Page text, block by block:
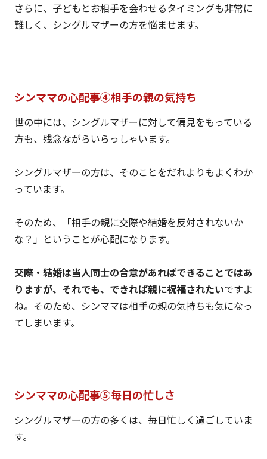
さらに、子どもとお相手を会わせるタイミングも非常に
難しく、シングルマザーの方を悩ませます。
シンママの心配事④相手の親の気持ち
世の中には、シングルマザーに対して偏見をもっている
方も、残念ながらいらっしゃいます。
シングルマザーの方は、そのことをだれよりもよくわか
っています。
そのため、「相手の親に交際や結婚を反対されないか
な？」ということが心配になります。
交際・結婚は当人同士の合意があればできることではあ
りますが、それでも、できれば親に祝福されたいですよ
ね。そのため、シンママは相手の親の気持ちも気になっ
てしまいます。
シンママの心配事⑤毎日の忙しさ
シングルマザーの方の多くは、毎日忙しく過ごしていま
す。